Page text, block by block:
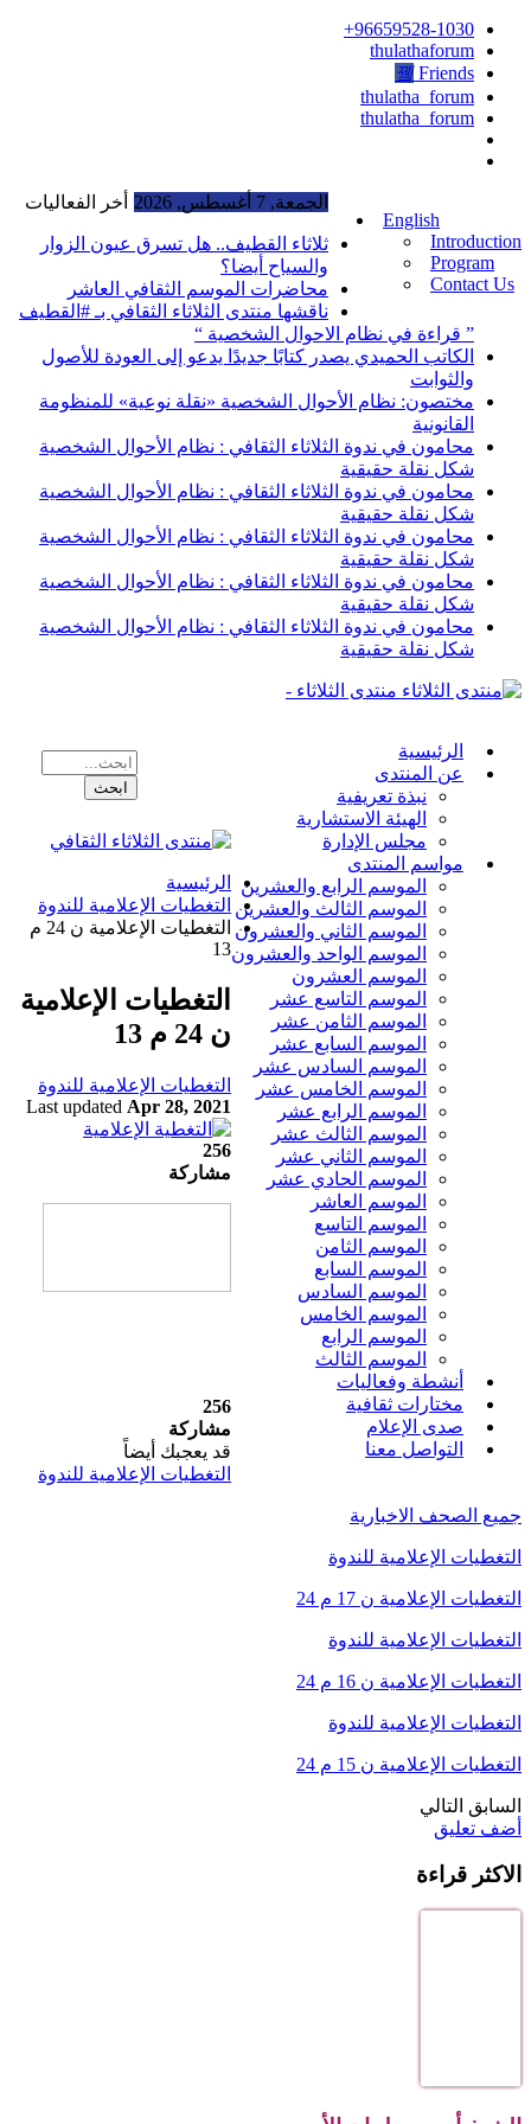
96659528-1030+
thulathaforum
Friends
thulatha_forum
thulatha_forum
English
Introduction
Program
Contact Us
الجمعة, 7 أغسطس, 2026 أخر الفعاليات
ثلاثاء القطيف.. هل تسرق عيون الزوار
والسياح أيضا؟
محاضرات الموسم الثقافي العاشر
ناقشها منتدى الثلاثاء الثقافي بـ #القطيف
” قراءة في نظام الاحوال الشخصية “
الكاتب الحميدي يصدر كتابًا جديدًا يدعو إلى العودة للأصول
والثوابت
مختصون: نظام الأحوال الشخصية «نقلة نوعية» للمنظومة
القانونية
محامون في ندوة الثلاثاء الثقافي : نظام الأحوال الشخصية
شكل نقلة حقيقية
محامون في ندوة الثلاثاء الثقافي : نظام الأحوال الشخصية
شكل نقلة حقيقية
محامون في ندوة الثلاثاء الثقافي : نظام الأحوال الشخصية
شكل نقلة حقيقية
محامون في ندوة الثلاثاء الثقافي : نظام الأحوال الشخصية
شكل نقلة حقيقية
محامون في ندوة الثلاثاء الثقافي : نظام الأحوال الشخصية
شكل نقلة حقيقية
منتدى الثلاثاء -
الرئيسية
عن المنتدى
نبذة تعريفية
الهيئة الاستشارية
مجلس الإدارة
مواسم المنتدى
الموسم الرابع والعشرين
الموسم الثالث والعشرين
الموسم الثاني والعشرون
الموسم الواحد والعشرون
الموسم العشرون
الموسم التاسع عشر
الموسم الثامن عشر
الموسم السابع عشر
الموسم السادس عشر
الموسم الخامس عشر
الموسم الرابع عشر
الموسم الثالث عشر
الموسم الثاني عشر
الموسم الحادي عشر
الموسم العاشر
الموسم التاسع
الموسم الثامن
الموسم السابع
الموسم السادس
الموسم الخامس
الموسم الرابع
الموسم الثالث
أنشطة وفعاليات
مختارات ثقافية
صدى الإعلام
التواصل معنا
الرئيسية
التغطيات الإعلامية للندوة
التغطيات الإعلامية ن 24 م
13
التغطيات الإعلامية
ن 24 م 13
التغطيات الإعلامية للندوة
Last updated Apr 28, 2021
256
مشاركة
256
مشاركة
قد يعجبك أيضاً
التغطيات الإعلامية للندوة
جميع الصحف الاخبارية
التغطيات الإعلامية للندوة
التغطيات الإعلامية ن 17 م 24
التغطيات الإعلامية للندوة
التغطيات الإعلامية ن 16 م 24
التغطيات الإعلامية للندوة
التغطيات الإعلامية ن 15 م 24
السابق التالي
أضف تعليق
الاكثر قراءة